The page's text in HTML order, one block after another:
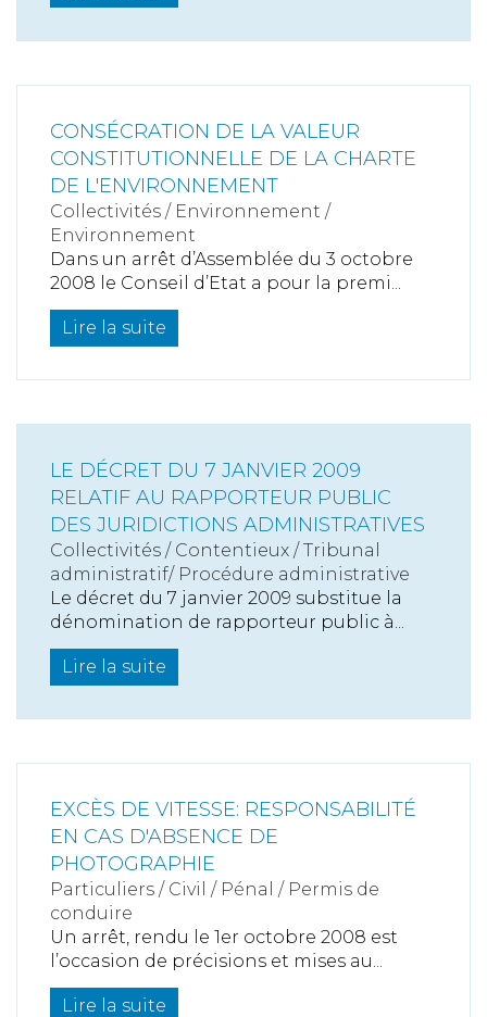
CONSÉCRATION DE LA VALEUR
CONSTITUTIONNELLE DE LA CHARTE
DE L'ENVIRONNEMENT
Collectivités / Environnement /
Environnement
Dans un arrêt d’Assemblée du 3 octobre
2008 le Conseil d’Etat a pour la premi...
Lire la suite
LE DÉCRET DU 7 JANVIER 2009
RELATIF AU RAPPORTEUR PUBLIC
DES JURIDICTIONS ADMINISTRATIVES
Collectivités / Contentieux /Tribunal
administratif/ Procédure administrative
Le décret du 7 janvier 2009 substitue la
dénomination de rapporteur public à...
Lire la suite
EXCÈS DE VITESSE: RESPONSABILITÉ
EN CAS D'ABSENCE DE
PHOTOGRAPHIE
Particuliers / Civil / Pénal / Permis de
conduire
Un arrêt, rendu le 1er octobre 2008 est
l’occasion de précisions et mises au...
Lire la suite